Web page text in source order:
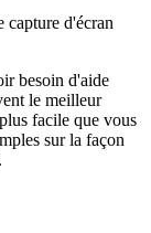
capture d'écran
besoin d'aide
le meilleur
facile que vous
sur la façon